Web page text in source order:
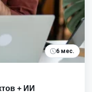
6 мес.
+ ИИ